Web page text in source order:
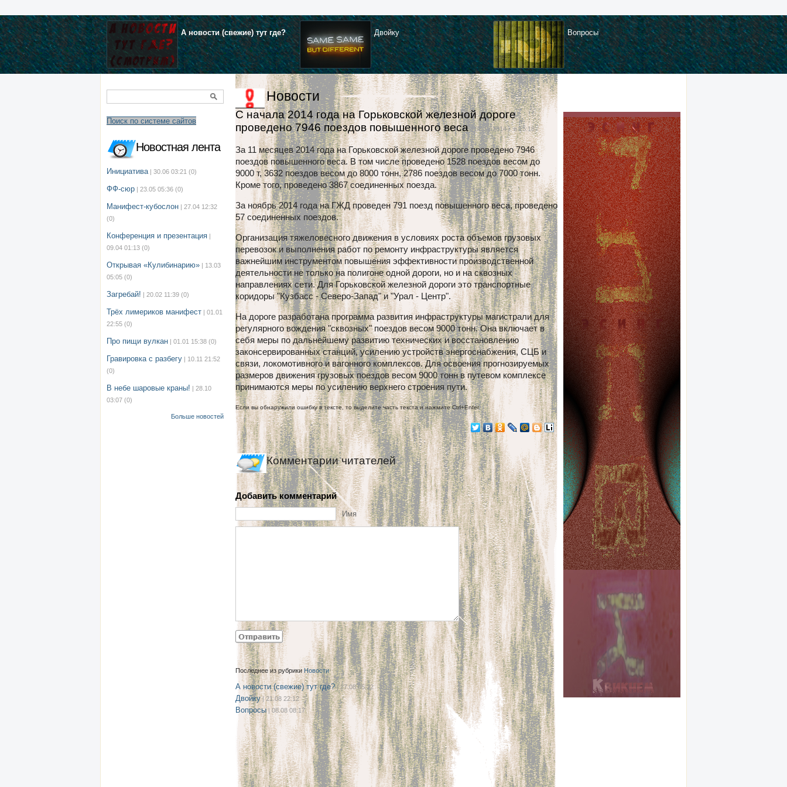
А новости (свежие) тут где? Двойку Вопросы
Поиск по системе сайтов
Новостная лента
Инициатива | 30.06 03:21 (0)
ФФ-сюр | 23.05 05:36 (0)
Манифест-кубослон | 27.04 12:32
(0)
Конференция и презентация |
09.04 01:13 (0)
Открывая «Кулибинарию» | 13.03
05:05 (0)
Загребай! | 20.02 11:39 (0)
Трёх лимериков манифест | 01.01
22:55 (0)
Про пищи вулкан | 01.01 15:38 (0)
Гравировка с разбегу | 10.11 21:52
(0)
В небе шаровые краны! | 28.10
03:07 (0)
Больше новостей
Новости
С начала 2014 года на Горьковской железной дороге
проведено 7946 поездов повышенного веса| 08.12.2014 г. в 15:18
За 11 месяцев 2014 года на Горьковской железной дороге проведено 7946
поездов повышенного веса. В том числе проведено 1528 поездов весом до
9000 т, 3632 поездов весом до 8000 тонн, 2786 поездов весом до 7000 тонн.
Кроме того, проведено 3867 соединенных поезда.
За ноябрь 2014 года на ГЖД проведен 791 поезд повышенного веса, проведено
57 соединенных поездов.
Организация тяжеловесного движения в условиях роста объемов грузовых
перевозок и выполнения работ по ремонту инфраструктуры является
важнейшим инструментом повышения эффективности производственной
деятельности не только на полигоне одной дороги, но и на сквозных
направлениях сети. Для Горьковской железной дороги это транспортные
коридоры "Кузбасс - Северо-Запад" и "Урал - Центр".
На дороге разработана программа развития инфраструктуры магистрали для
регулярного вождения "сквозных" поездов весом 9000 тонн. Она включает в
себя меры по дальнейшему развитию технических и восстановлению
законсервированных станций, усилению устройств энергоснабжения, СЦБ и
связи, локомотивного и вагонного комплексов. Для освоения прогнозируемых
размеров движения грузовых поездов весом 9000 тонн в путевом комплексе
принимаются меры по усилению верхнего строения пути.
Если вы обнаружили ошибку в тексте, то выделите часть текста и нажмите Ctrl+Enter
Комментарии читателей
Добавить комментарий
Имя
Последнее из рубрикиНовости
А новости (свежие) тут где?| 27.08 05:22
Двойку| 21.08 22:12
Вопросы| 08.08 08:17